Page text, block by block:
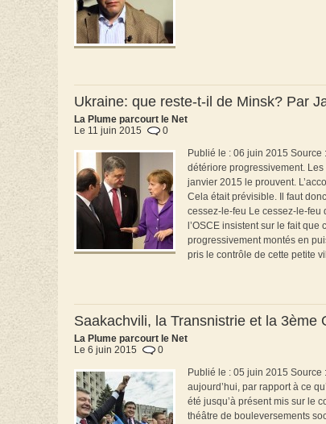
Ukraine: que reste-t-il de Minsk? Par
La Plume parcourt le Net
Le 11 juin 2015
0
Publié le : 06 juin 2015
détériore progressivement.
janvier 2015 le prouvent.
Cela était prévisible. Il faut
cessez-le-feu Le cessez-le-feu
l’OSCE insistent sur le fait
progressivement montés en
pris le contrôle de cette petite
Saakachvili, la Transnistrie et la 3ème
La Plume parcourt le Net
Le 6 juin 2015
0
Publié le : 05 juin 2015
aujourd’hui, par rapport à ce
été jusqu’à présent mis sur le
théâtre de bouleversements